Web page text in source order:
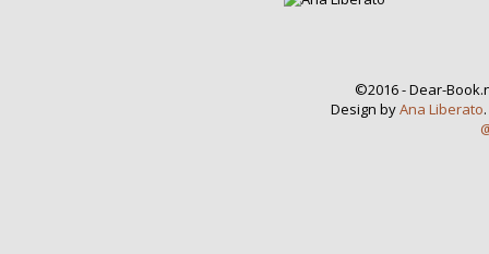
©2016 - Dear-
Design byAna Liberato